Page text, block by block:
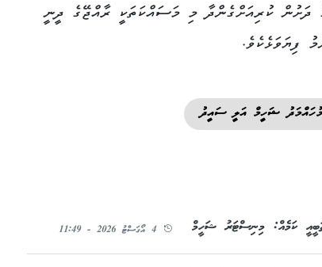
ދަށުން ކުރިއަށްގެންދާ މި މަސައްކަތަކީ ރާއްޖޭގެ ދީނީ
ފިޔަވަޅެކެވެ.
ޝަހީމް އަލީ ސައީދު
ކަމެއް: މިނިސްޓަރު ޝަހީމް 4 އޯގަސްޓު 2026 - 11:49